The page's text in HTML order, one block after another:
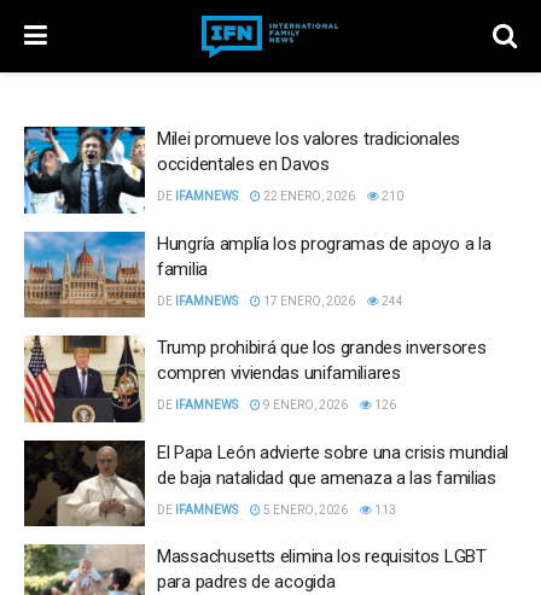
Milei promueve los valores tradicionales
occidentales en Davos
DE IFAMNEWS 22 ENERO, 2026 210
Hungría amplía los programas de apoyo a la
familia
DE IFAMNEWS 17 ENERO, 2026 244
Trump prohibirá que los grandes inversores
compren viviendas unifamiliares
DE IFAMNEWS 9 ENERO, 2026 126
El Papa León advierte sobre una crisis mundial
de baja natalidad que amenaza a las familias
DE IFAMNEWS 5 ENERO, 2026 113
Massachusetts elimina los requisitos LGBT
para padres de acogida